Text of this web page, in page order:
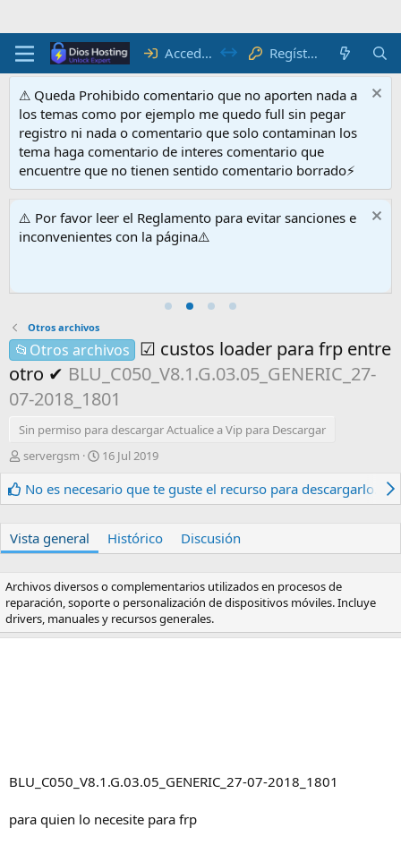
Acceder Regístrate
⚠ Queda Prohibido comentario que no aporten nada a
los temas como por ejemplo me quedo full sin pegar
registro ni nada o comentario que solo contaminan los
tema haga comentario de interes comentario que
encuentre que no tienen sentido comentario borrado⚡
⚠️ Por favor leer el Reglamento para evitar sanciones e
inconvenientes con la página⚠️
Otros archivos
📂Otros archivos ☑ custos loader para frp entre
otro ✔ BLU_C050_V8.1.G.03.05_GENERIC_27-
07-2018_1801
Sin permiso para descargar Actualice a Vip para Descargar
A
t
o
servergsm
F
c
h
e
r
e
a
c
16 Jul 2019
No es necesario que te guste el recurso para descargarlo.
Vista general Histórico Discusión
Archivos diversos o complementarios utilizados en procesos de
reparación, soporte o personalización de dispositivos móviles. Incluye
drivers, manuales y recursos generales.
BLU_C050_V8.1.G.03.05_GENERIC_27-07-2018_1801
para quien lo necesite para frp